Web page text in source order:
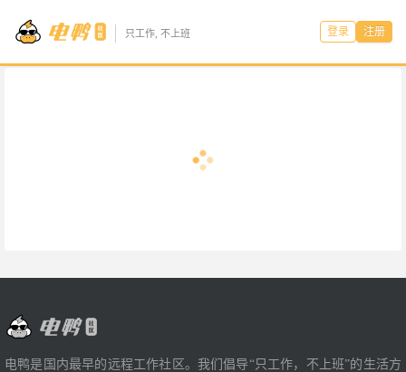
只工作, 不上班 登录 注册
电鸭是国内最早的远程工作社区。我们倡导“只工作，不上班”的生活方